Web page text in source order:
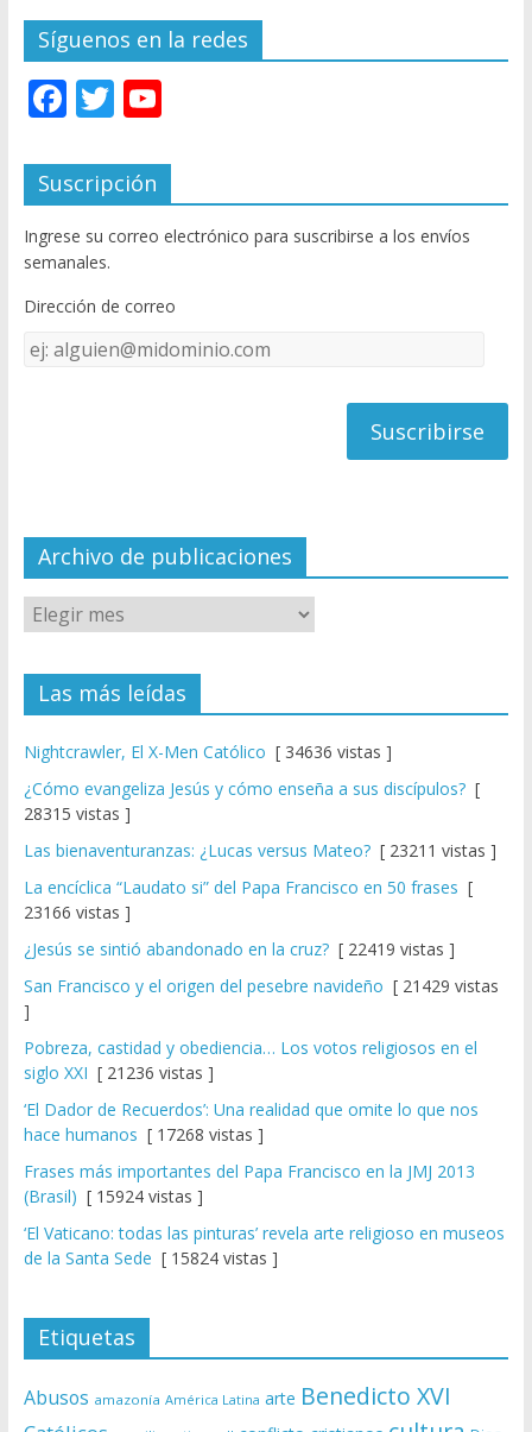
Síguenos en la redes
F
e
b
o
o
k
T
itt
er
Y
u
T
u
e
C
el
Suscripción
Ingrese su correo electrónico para suscribirse a los envíos
semanales.
Dirección de correo
Dirección
de
Archivo de publicaciones
Las más leídas
Nightcrawler, El X-Men Católico [ 34636 vistas ]
¿Cómo evangeliza Jesús y cómo enseña a sus discípulos?[
28315 vistas ]
Las bienaventuranzas: ¿Lucas versus Mateo?[ 23211 vistas ]
La encíclica “Laudato si” del Papa Francisco en 50 frases [
23166 vistas ]
¿Jesús se sintió abandonado en la cruz?[ 22419 vistas ]
San Francisco y el origen del pesebre navideño [ 21429 vistas
]
Pobreza, castidad y obediencia… Los votos religiosos en el
siglo XXI [ 21236 vistas ]
‘El Dador de Recuerdos’: Una realidad que omite lo que nos
hace humanos [ 17268 vistas ]
Frases más importantes del Papa Francisco en la JMJ 2013
(Brasil) [ 15924 vistas ]
‘El Vaticano: todas las pinturas’ revela arte religioso en museos
de la Santa Sede [ 15824 vistas ]
Etiquetas
Abusos amazonía América Latina arte Benedicto XVI